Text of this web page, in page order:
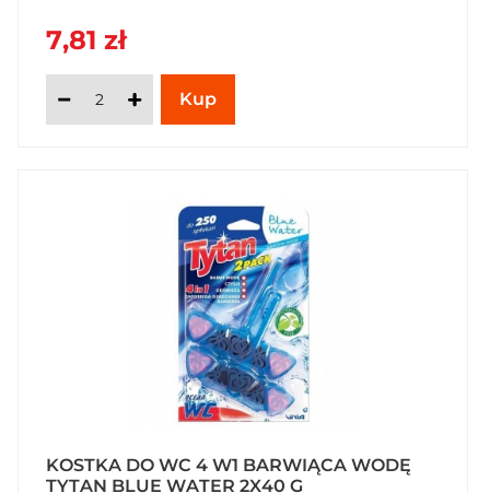
7,81 zł
KOSTKA DO WC 4 W1 BARWIĄCA WODĘ
TYTAN BLUE WATER 2X40 G